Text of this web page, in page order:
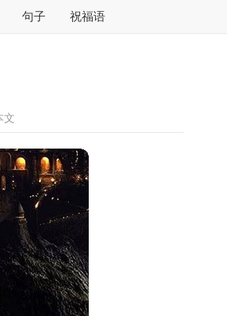
句子 祝福语
文